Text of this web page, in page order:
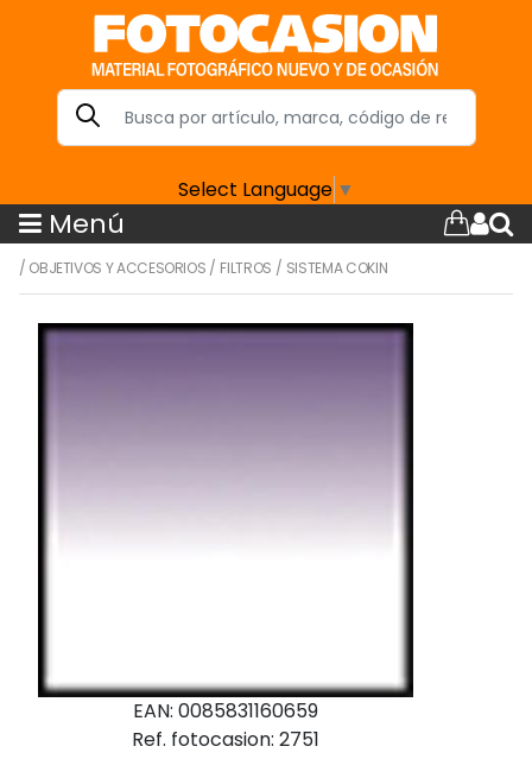
Select Language ▼
Menú
/ OBJETIVOS Y ACCESORIOS / FILTROS / SISTEMA COKIN
EAN: 0085831160659
Ref. fotocasion: 2751